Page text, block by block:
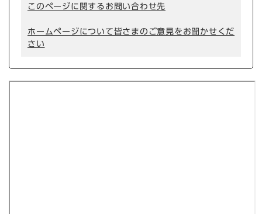
このページに関するお問い合わせ先
ホームページについて皆さまのご意見をお聞かせくだ
さい